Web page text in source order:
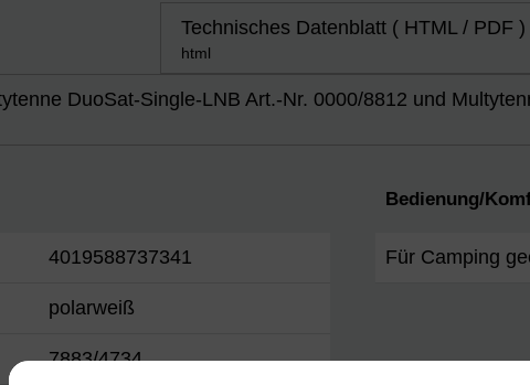
Technisches Datenblatt ( HTML / PDF )
html
DuoSat-Single-LNB Art.-Nr. 0000/8812 und
4019588737341
polarweiß
7883/4734
Bedienung/
Für Camping